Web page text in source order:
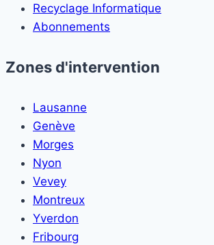
Recyclage Informatique
Abonnements
Zones d'intervention
Lausanne
Genève
Morges
Nyon
Vevey
Montreux
Yverdon
Fribourg